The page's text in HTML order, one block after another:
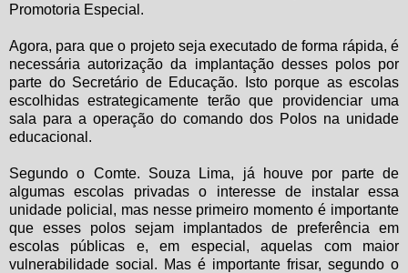
Promotoria Especial.
Agora, para que o projeto seja executado de forma rápida, é
necessária autorização da implantação desses polos por
parte do Secretário de Educação. Isto porque as escolas
escolhidas estrategicamente terão que providenciar uma
sala para a operação do comando dos Polos na unidade
educacional.
Segundo o Comte. Souza Lima, já houve por parte de
algumas escolas privadas o interesse de instalar essa
unidade policial, mas nesse primeiro momento é importante
que esses polos sejam implantados de preferência em
escolas públicas e, em especial, aquelas com maior
vulnerabilidade social. Mas é importante frisar, segundo o